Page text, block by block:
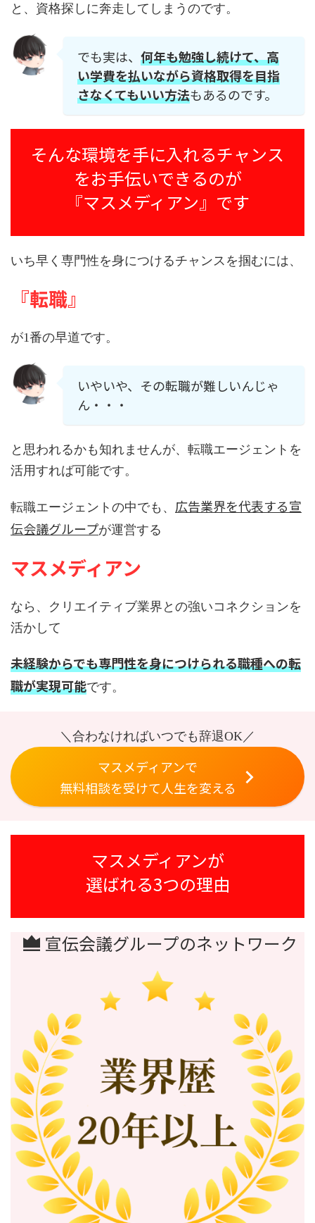
と、資格探しに奔走してしまうのです。
でも実は、 何年も勉強し続けて、高
い学費を払いながら資格取得を目指
さなくてもいい方法もあるのです。
そんな環境を手に入れるチャンス
をお手伝いできるのが
『マスメディアン』です
いち早く専門性を身につけるチャンスを掴むには、
『転職』
が1番の早道です。
いやいや、その転職が難しいんじゃ
ん・・・
と思われるかも知れませんが、転職エージェントを
活用すれば可能です。
転職エージェントの中でも、 広告業界を代表する宣
伝会議グループが運営する
マスメディアン
なら、クリエイティブ業界との強いコネクションを
活かして
未経験からでも専門性を身につけられる職種への転
職が実現可能です。
＼合わなければいつでも辞退OK／
マスメディアンで
無料相談を受けて人生を変える
マスメディアンが
選ばれる3つの理由
宣伝会議グループのネットワーク